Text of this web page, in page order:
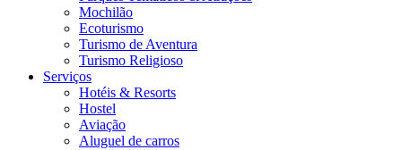
Mochilão
Ecoturismo
Turismo de Aventura
Turismo Religioso
Serviços
Hotéis & Resorts
Hostel
Aviação
Aluguel de carros